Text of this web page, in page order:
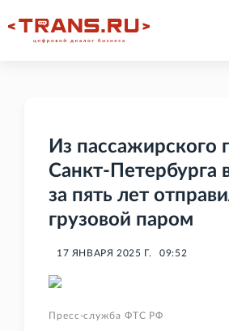
Из пассажирского
Санкт-Петербурга
за пять лет
грузовой паром
17 ЯНВАРЯ 2025 Г. 09:52
Пресс-служба ФТС РФ